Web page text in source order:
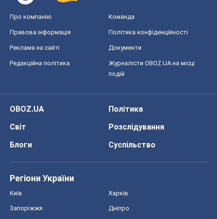
Про компанію Команда
Правова інформація Політика конфіденційності
Реклама на сайті Документи
Редакційна політика
Журналісти OBOZ.UA на місці
подій
OBOZ.UA
Політика
Світ
Розслідування
Блоги
Суспільство
Регіони України
Київ Харків
Запоріжжя Дніпро